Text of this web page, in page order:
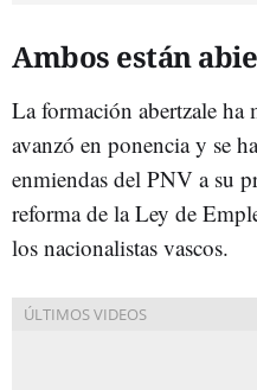
Ambos están
La formación abertzale ha
avanzó en ponencia y se
enmiendas del PNV a su
reforma de la Ley de
los nacionalistas vascos.